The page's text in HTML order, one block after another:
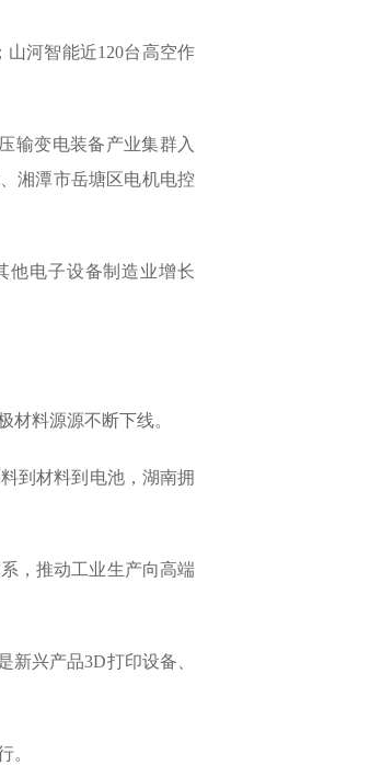
河智能近120台高空作
输变电装备产业集群入
湘潭市岳塘区电机电控
他电子设备制造业增长
料源源不断下线。
到材料到电池，湖南拥
，推动工业生产向高端
新兴产品3D打印设备、
。